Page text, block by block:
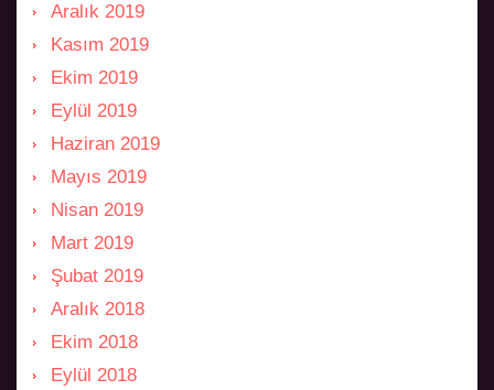
Aralık 2019
Kasım 2019
Ekim 2019
Eylül 2019
Haziran 2019
Mayıs 2019
Nisan 2019
Mart 2019
Şubat 2019
Aralık 2018
Ekim 2018
Eylül 2018